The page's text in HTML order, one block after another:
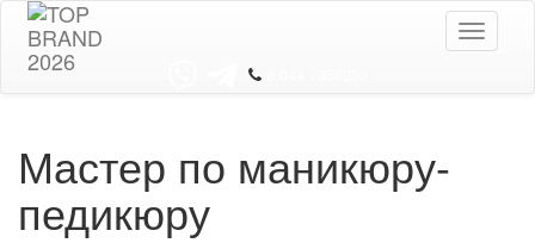
Toggle
Мастер по маникюру-
педикюру